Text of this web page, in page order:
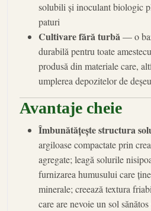
solubili și inoculant biologic
paturi
Cultivare fără turbă— o
durabilă pentru toate
produsă din materiale care,
umplerea depozitelor de
Avantaje cheie
Îmbunătățește structura
argiloase compactate prin
agregate; leagă solurile
furnizarea humusului care
minerale; creează textura
care are nevoie un sol